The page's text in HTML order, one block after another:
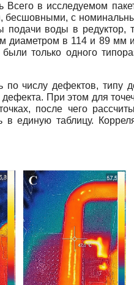
Всего в исследуемом
бесшовными, с
воды в редуктор,
в 114 и 89 мм
только одного
числу дефектов, типу
При этом для
после чего
единую таблицу.